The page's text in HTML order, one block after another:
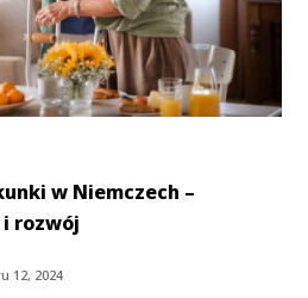
w Niemczech –
rozwój
12, 2024